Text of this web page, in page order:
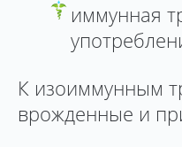
иммунная
К изоиммунным
врожденные и